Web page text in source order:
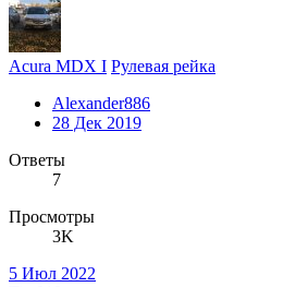
Acura MDX I Рулевая рейка
Alexander886
28 Дек 2019
Ответы
7
Просмотры
3K
5 Июл 2022